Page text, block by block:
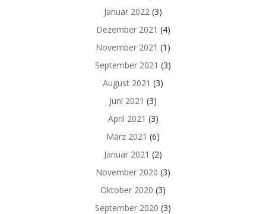
Januar 2022 (3)
Dezember 2021 (4)
November 2021 (1)
September 2021 (3)
August 2021 (3)
Juni 2021 (3)
April 2021 (3)
März 2021 (6)
Januar 2021 (2)
November 2020 (3)
Oktober 2020 (3)
September 2020 (3)